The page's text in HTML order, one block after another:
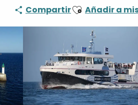
CompartirAjouter aux
Añadir a